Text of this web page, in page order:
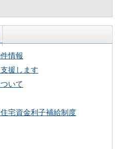
情報
援します
いて
宅資金利子補給制度